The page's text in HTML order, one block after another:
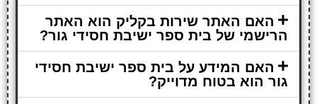
האם האתר שירות בקליק הוא האתר
הרישמי של בית ספר ישיבת חסידי גור?
האם המידע על בית ספר ישיבת חסידי
גור הוא בטוח מדוייק?